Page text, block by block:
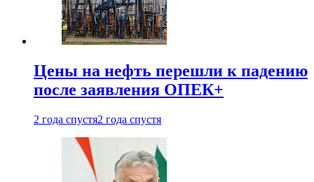
Цены на нефть перешли к падению
после заявления ОПЕК+
2 года спустя2 года спустя